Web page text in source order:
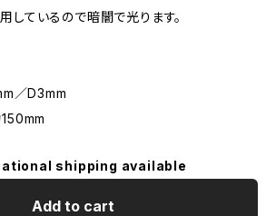
しているので暗闇で光ります。
／D3mm
shipping available
Add to cart